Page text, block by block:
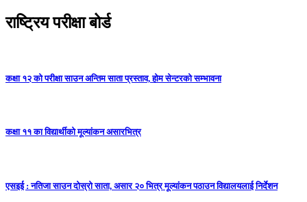
राष्ट्रिय परीक्षा बोर्ड
कक्षा १२ को परीक्षा साउन अन्तिम साता प्रस्ताव, होम सेन्टरको सम्भावना
कक्षा ११ का विद्यार्थीको मूल्यांकन असारभित्र
एसइई : नतिजा साउन दोस्रो साता, असार २० भित्र मूल्यांकन पठाउन विद्यालयलाई निर्देशन